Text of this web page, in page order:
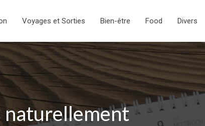
Voyages et Sorties Bien-être Food Divers
naturellement